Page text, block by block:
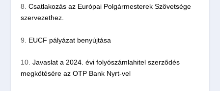
8. Csatlakozás az Európai Polgármesterek Szövetsége
szervezethez.
9. EUCF pályázat benyújtása
10. Javaslat a 2024. évi folyószámlahitel szerződés
megkötésére az OTP Bank Nyrt-vel